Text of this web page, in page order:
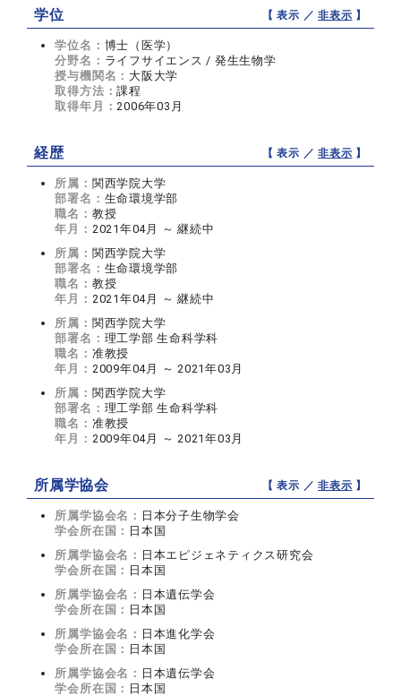
学位 【 表示 ／非表示 】
学位名： 博士（医学）
分野名： ライフサイエンス / 発生生物学
授与機関名： 大阪大学
取得方法：課程
取得年月： 2006年03月
経歴 【 表示 ／非表示 】
所属： 関西学院大学
部署名： 生命環境学部
職名： 教授
年月： 2021年04月 ～ 継続中
所属： 関西学院大学
部署名： 生命環境学部
職名： 教授
年月： 2021年04月 ～ 継続中
所属： 関西学院大学
部署名： 理工学部 生命科学科
職名： 准教授
年月： 2009年04月 ～ 2021年03月
所属： 関西学院大学
部署名： 理工学部 生命科学科
職名： 准教授
年月： 2009年04月 ～ 2021年03月
所属学協会 【 表示 ／非表示 】
所属学協会名： 日本分子生物学会
学会所在国： 日本国
所属学協会名： 日本エピジェネティクス研究会
学会所在国： 日本国
所属学協会名： 日本遺伝学会
学会所在国： 日本国
所属学協会名： 日本進化学会
学会所在国： 日本国
所属学協会名： 日本遺伝学会
学会所在国： 日本国